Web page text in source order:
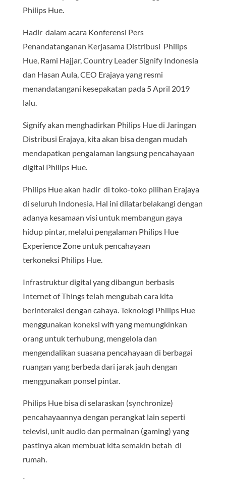
Philips Hue.
Hadir dalam acara Konferensi Pers
Penandatanganan Kerjasama Distribusi Philips
Hue, Rami Hajjar, Country Leader Signify Indonesia
dan Hasan Aula, CEO Erajaya yang resmi
menandatangani kesepakatan pada 5 April 2019
lalu.
Signify akan menghadirkan Philips Hue di Jaringan
Distribusi Erajaya, kita akan bisa dengan mudah
mendapatkan pengalaman langsung pencahayaan
digital Philips Hue.
Philips Hue akan hadir di toko-toko pilihan Erajaya
di seluruh Indonesia. Hal ini dilatarbelakangi dengan
adanya kesamaan visi untuk membangun gaya
hidup pintar, melalui pengalaman Philips Hue
Experience Zone untuk pencahayaan
terkoneksi Philips Hue.
Infrastruktur digital yang dibangun berbasis
Internet of Things telah mengubah cara kita
berinteraksi dengan cahaya. Teknologi Philips Hue
menggunakan koneksi wifi yang memungkinkan
orang untuk terhubung, mengelola dan
mengendalikan suasana pencahayaan di berbagai
ruangan yang berbeda dari jarak jauh dengan
menggunakan ponsel pintar.
Philips Hue bisa di selaraskan (synchronize)
pencahayaannya dengan perangkat lain seperti
televisi, unit audio dan permainan (gaming) yang
pastinya akan membuat kita semakin betah di
rumah.